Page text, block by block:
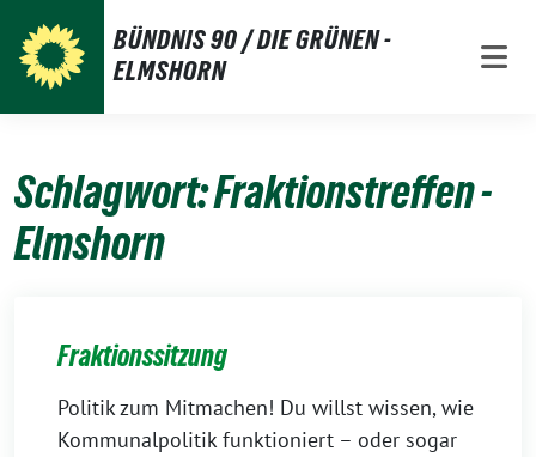
zum
Inhalt
BÜNDNIS 90 / DIE GRÜNEN -
ELMSHORN
Schlagwort:Fraktionstreffen -
Elmshorn
Fraktionssitzung
Politik zum Mitmachen! Du willst wissen, wie
Kommunalpolitik funktioniert – oder sogar